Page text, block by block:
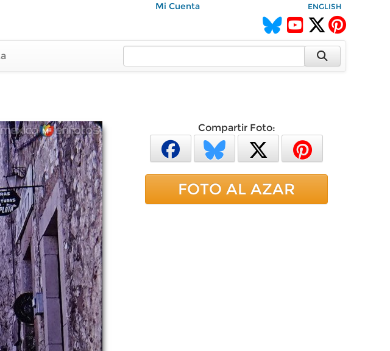
Mi Cuenta ENGLISH
Compartir Foto:
FOTO AL AZAR